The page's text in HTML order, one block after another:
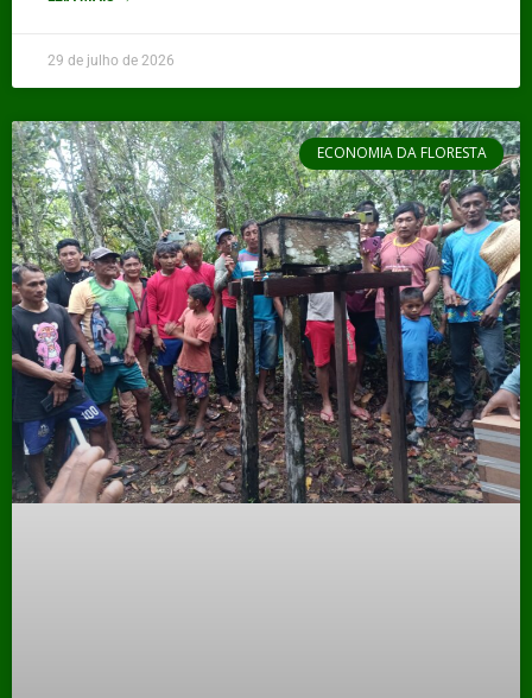
29 de julho de 2026
ECONOMIA DA FLORESTA